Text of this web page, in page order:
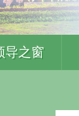
导之窗